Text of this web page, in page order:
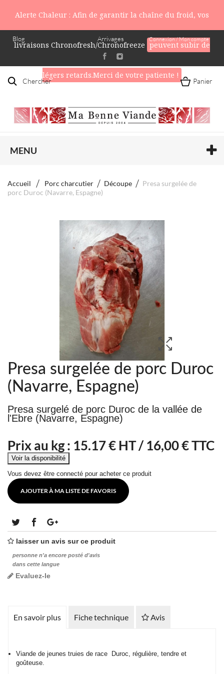
Alerte Chaleur : Afin de garantir la chaîne du froid, vos
livraisons Chronofresh/Chronofreeze peuvent subir de
légers retards.Merci de votre patiente !
Blog Connexion / Mon compte
Arrivages
Chercher Panier
MENU
Accueil Porc charcutier Découpe
Presa surgelée de
porc Duroc (Navarre, Espagne)
Presa surgelée de porc Duroc
(Navarre, Espagne)
Presa surgelé de porc Duroc de la vallée de
l'Ebre (Navarre, Espagne)
Prix au kg : 15.17€ HT /16,00 € TTC
Vous devez être connecté pour acheter ce produit
AJOUTER À MA LISTE DE FAVORIS
laisser un avis sur ce produit
personne n'a encore posté d'avis
dans cette langue
Evaluez-le
En savoir plus Fiche technique Avis
Viande de jeunes truies de race Duroc, régulière, tendre et
goûteuse.